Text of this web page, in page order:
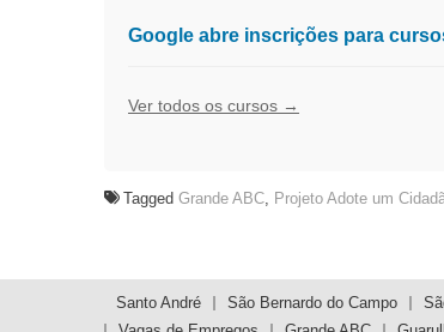
Google abre inscrições para
Ver todos os cursos →
Tagged Grande ABC, Projeto Adote um
de
Santo André São Bernardo do Campo